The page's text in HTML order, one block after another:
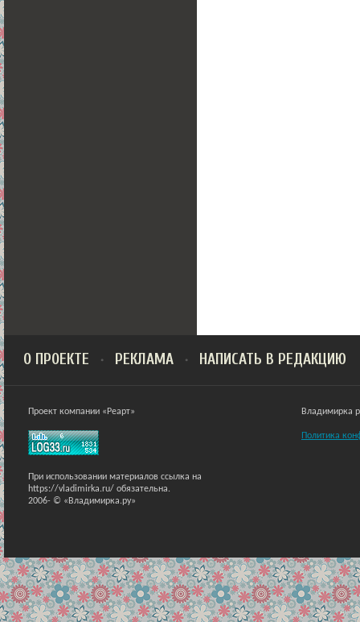
О ПРОЕКТЕ РЕКЛАМА НАПИСАТЬ В РЕДАКЦИЮ
Проект компании «Реарт»
При использовании материалов ссылка на
https://vladimirka.ru/ обязательна.
2006- © «Владимирка.ру»
Владимирка
Политика